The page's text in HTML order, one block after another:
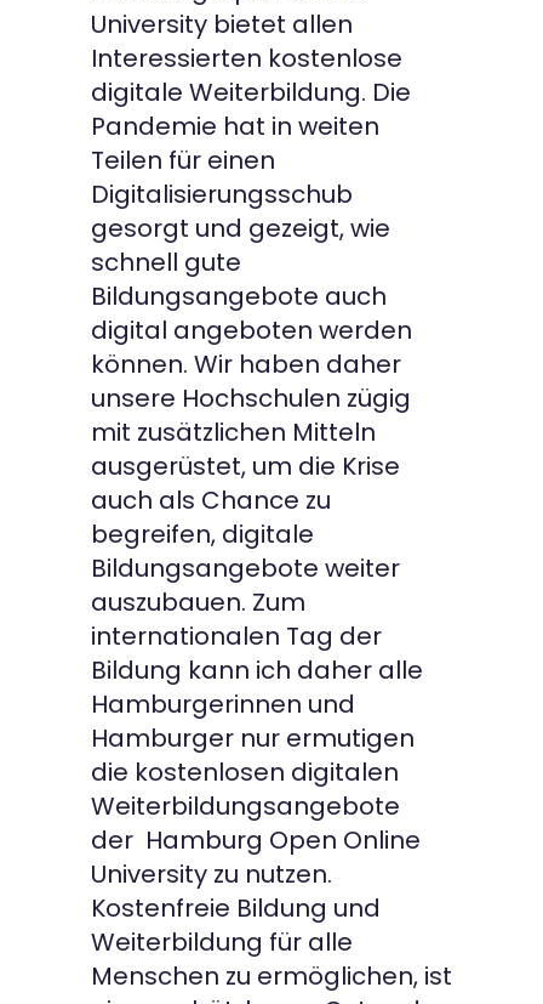
University bietet allen
Interessierten kostenlose
digitale Weiterbildung. Die
Pandemie hat in weiten
Teilen für einen
Digitalisierungsschub
gesorgt und gezeigt, wie
schnell gute
Bildungsangebote auch
digital angeboten werden
können. Wir haben daher
unsere Hochschulen zügig
mit zusätzlichen Mitteln
ausgerüstet, um die Krise
auch als Chance zu
begreifen, digitale
Bildungsangebote weiter
auszubauen. Zum
internationalen Tag der
Bildung kann ich daher alle
Hamburgerinnen und
Hamburger nur ermutigen
die kostenlosen digitalen
Weiterbildungsangebote
der Hamburg Open Online
University zu nutzen.
Kostenfreie Bildung und
Weiterbildung für alle
Menschen zu ermöglichen, ist